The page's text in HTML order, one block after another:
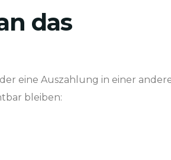
das
eine Auszahlung in einer
bleiben: